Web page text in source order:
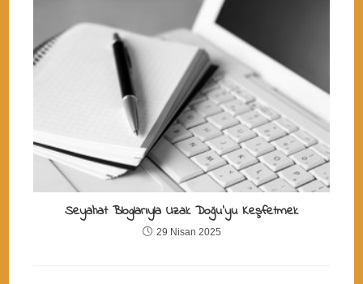
Seyahat Bloglarıyla Uzak Doğu’yu Keşfetmek
29 Nisan 2025